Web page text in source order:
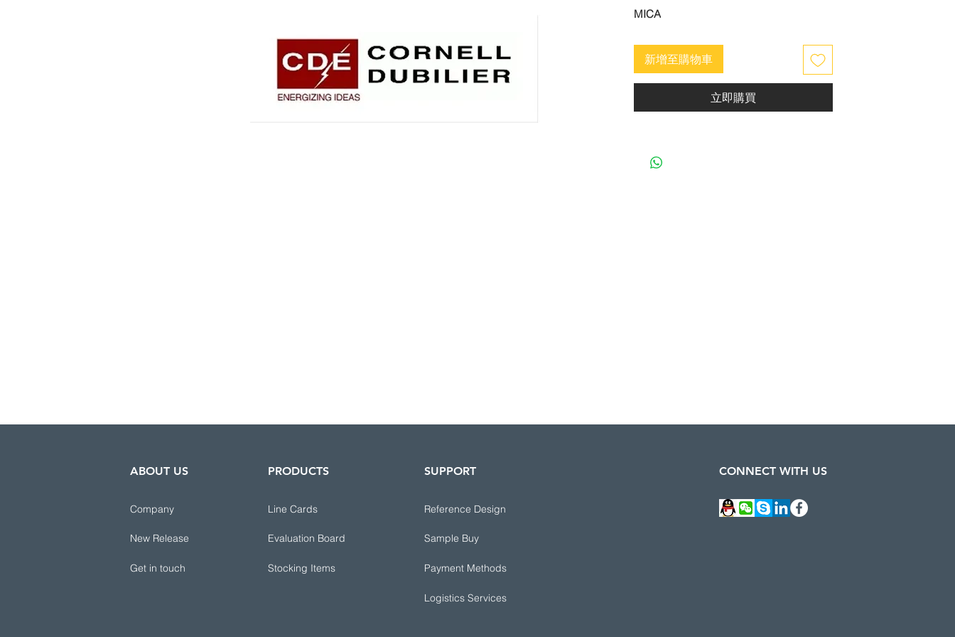
MICA
新增至購物車
立即購買
ABOUT US
Company
New Release
Get in touch
PRODUCTS
Line Cards
Evaluation Board
Stocking Items
SUPPORT
Reference Design
Sample Buy
Payment Methods
CONNECT WITH US
Logistics Services